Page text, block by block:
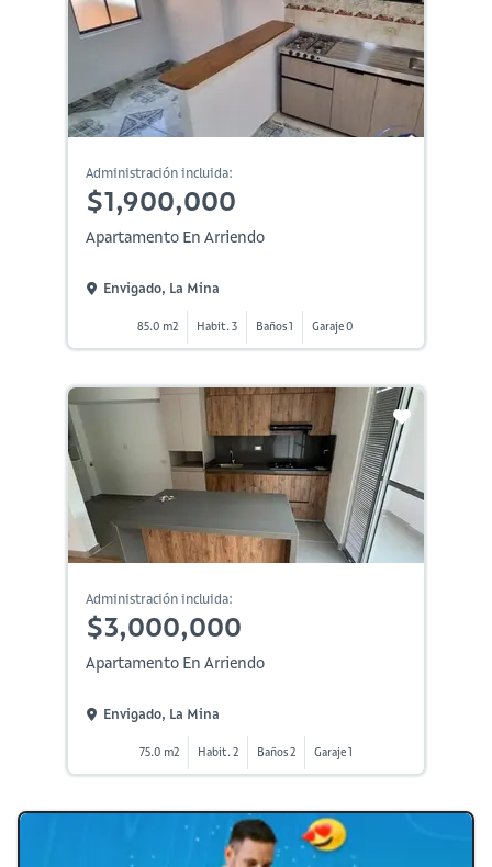
Administración incluida:
$1,900,000
Apartamento En Arriendo
Envigado, La Mina
85.0 m2 Habit. 3 Baños 1 Garaje 0
Administración incluida:
$3,000,000
Apartamento En Arriendo
Envigado, La Mina
75.0 m2 Habit. 2 Baños 2 Garaje 1